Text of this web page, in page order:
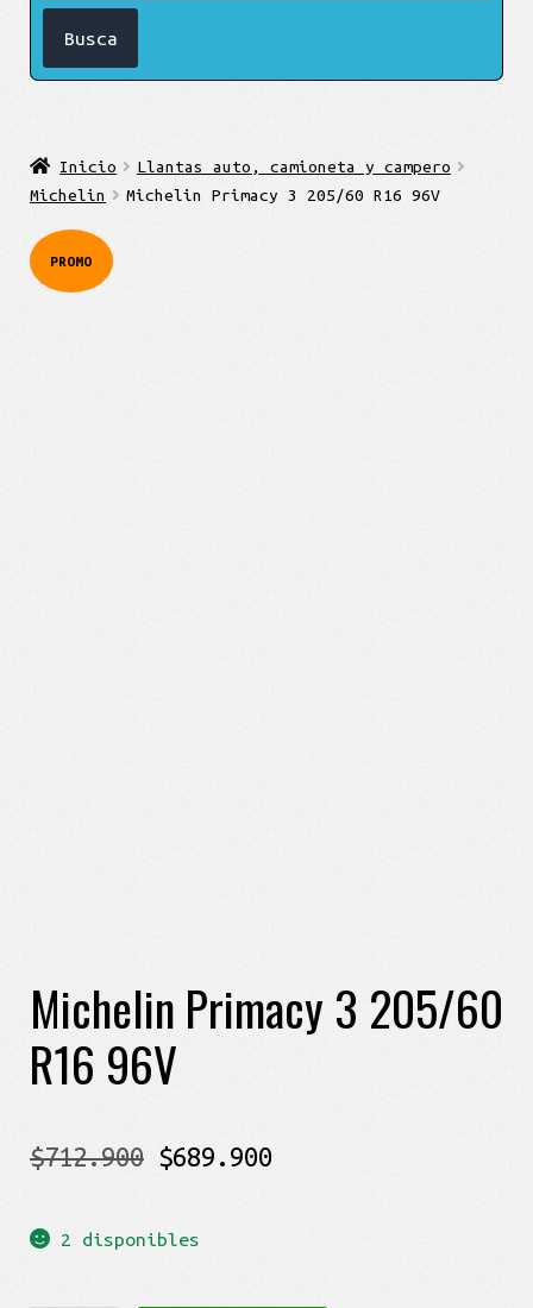
Inicio
Llantas auto, camioneta y campero
Michelin
Michelin Primacy 3 205/60 R16 96V
PROMO
Michelin Primacy 3 205/60
R16 96V
$712.900 El
original
$689.900El
2 disponibles